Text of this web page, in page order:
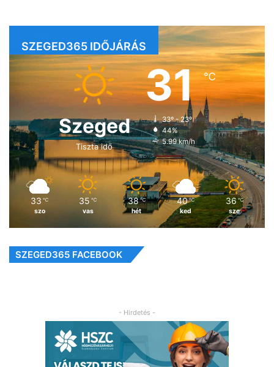
SZEGED365 IDŐJÁRÁS
Szeged
Tiszta idő
31℃
33º - 23º
44%
5.99 km/h
33 ℃
szo
35 ℃
vas
38 ℃
hét
40 ℃
ked
36 ℃
sze
SZEGED365 FACEBOOK
- Hirdetés -